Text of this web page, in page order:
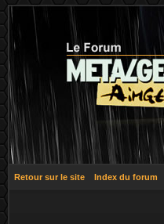
Retour sur le site Index du forum